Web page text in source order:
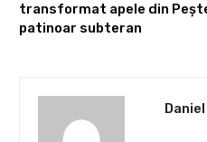
transformat apele din
patinoar subteran